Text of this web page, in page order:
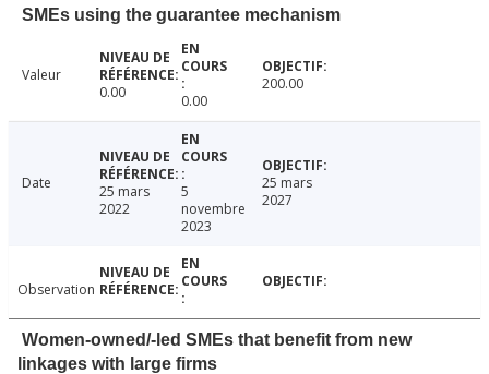
SMEs using the guarantee mechanism
Valeur
0.00
0.00
200.00
Date
25 mars
2022
5
novembre
2023
25 mars
2027
Observation
Women-owned/-led SMEs that benefit from new
linkages with large firms